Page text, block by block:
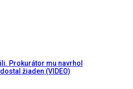
Prokurátor mu navrhol
žiaden (VIDEO)